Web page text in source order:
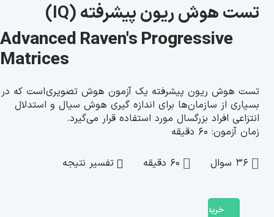
تست هوش ریون پیشرفته (IQ)
Advanced Raven's Progressive
Matrices
تست هوش ریون پیشرفته یک آزمون هوش تصویری است که در
بسیاری از سازمان‌ها برای اندازه گیری هوش سیال و استدلال
انتزاعی افراد بزرگسال مورد استفاده قرار می‌گیرد.
زمان آزمون: 60 دقیقه
36 سوال 60 دقیقه تفسیر نتیجه
خرید آزمون